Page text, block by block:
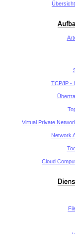
TCP/IP -
Virtual Private
Network
Cloud